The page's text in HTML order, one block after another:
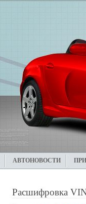
АВТОНОВОСТИ
Расшифровка